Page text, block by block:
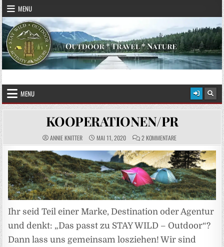
Skip to content
MENU
STAY WILD – OUTDOOR
MENU
KOOPERATIONEN/PR
ANNIE KNITTER MAI 11, 2020 2 KOMMENTAREZU KOOPERATIONEN/
Ihr seid Teil einer Marke, Destination oder Agentur
und denkt: „Das passt zu STAY WILD – Outdoor“?
Dann lass uns gemeinsam losziehen! Wir sind